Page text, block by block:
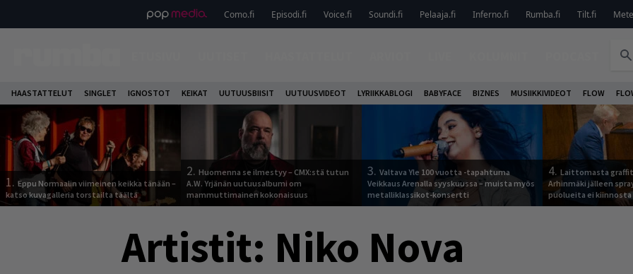
Como.fi Episodi.fi Voice.fi Soundi.fi Pelaaja.fi Inferno.fi Rumba.fi Tilt.fi
HAASTATTELUT SINGLET IGNOSTOT KEIKAT UUTUUSBIISIT UUTUUSVIDEOT LYRIIKKABLOGI BABYFACE BIZNES MUSIIKKIVIDEOT FLOW
1. Eppu Normaalin viimeinen keikka tänään –
katso kuvagalleria torstailta täältä
2. Huomenna se ilmestyy – CMX:stä tutun
A.W. Yrjänän uutuusalbumi om
mammuttimainen kokonaisuus
3. Valtava Yle 100 vuotta -tapahtuma
Veikkaus Arenalla syyskuussa – muista myös
metalliklassikot-konsertti
4. Laittomasta
Arhinmäki jälleen
puolueita ei kiinnosta
Artistit: Niko Nova